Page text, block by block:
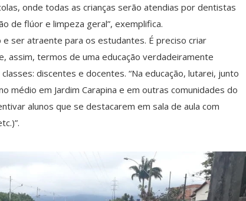
onde todas as crianças serão atendias por dentistas
de flúor e limpeza geral”, exemplifica.
ser atraente para os estudantes. É preciso criar
assim, termos de uma educação verdadeiramente
discentes e docentes. “Na educação, lutarei, junto
médio em Jardim Carapina e em outras comunidades do
alunos que se destacarem em sala de aula com